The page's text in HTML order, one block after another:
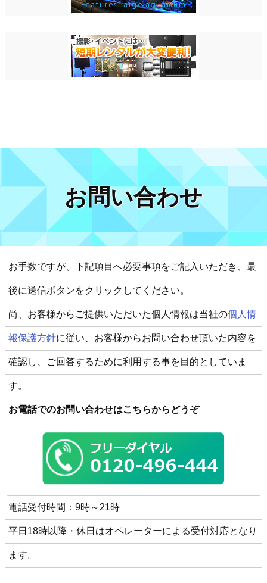
お問い合わせ
お手数ですが、下記項目へ必要事項をご記入いただき、最
後に送信ボタンをクリックしてください。
尚、お客様からご提供いただいた個人情報は当社の個人情
報保護方針に従い、お客様からお問い合わせ頂いた内容を
確認し、ご回答するために利用する事を目的としていま
す。
お電話でのお問い合わせはこちらからどうぞ
電話受付時間：9時～21時
平日18時以降・休日はオペレーターによる受付対応となり
ます。